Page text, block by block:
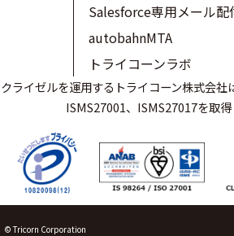
Salesforce専用メール配
autobahnMTA
トライコーンラボ
クライゼルを運用するトライコーン株式会社
ISMS27001、ISMS27017を取得
© Tricorn Corporation